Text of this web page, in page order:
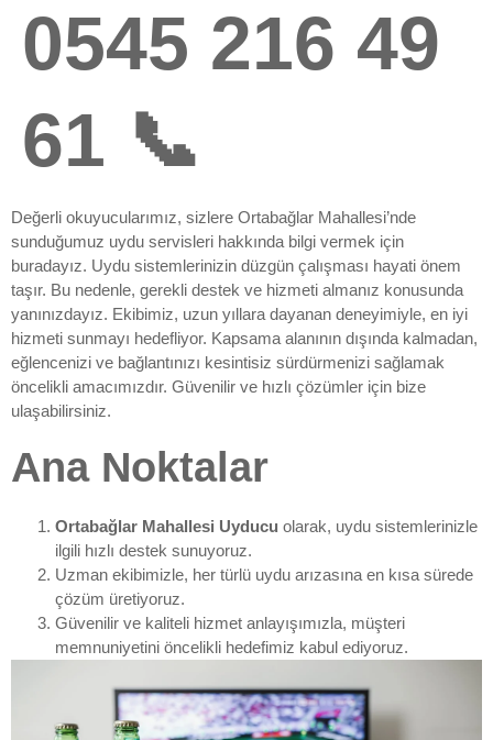
0545 216 49
61 📞
Değerli okuyucularımız, sizlere Ortabağlar Mahallesi’nde
sunduğumuz uydu servisleri hakkında bilgi vermek için
buradayız. Uydu sistemlerinizin düzgün çalışması hayati önem
taşır. Bu nedenle, gerekli destek ve hizmeti almanız konusunda
yanınızdayız. Ekibimiz, uzun yıllara dayanan deneyimiyle, en iyi
hizmeti sunmayı hedefliyor. Kapsama alanının dışında kalmadan,
eğlencenizi ve bağlantınızı kesintisiz sürdürmenizi sağlamak
öncelikli amacımızdır. Güvenilir ve hızlı çözümler için bize
ulaşabilirsiniz.
Ana Noktalar
Ortabağlar Mahallesi Uyducu olarak, uydu sistemlerinizle
ilgili hızlı destek sunuyoruz.
Uzman ekibimizle, her türlü uydu arızasına en kısa sürede
çözüm üretiyoruz.
Güvenilir ve kaliteli hizmet anlayışımızla, müşteri
memnuniyetini öncelikli hedefimiz kabul ediyoruz.